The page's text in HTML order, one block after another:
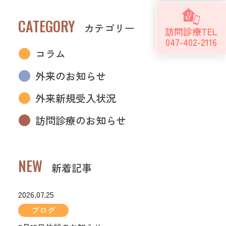
CATEGORY
カテゴリー
コラム
外来のお知らせ
外来新規受入状況
訪問診療のお知らせ
NEW 新着記事
2026.07.25
ブログ
訪問診療TEL
047-402-2116